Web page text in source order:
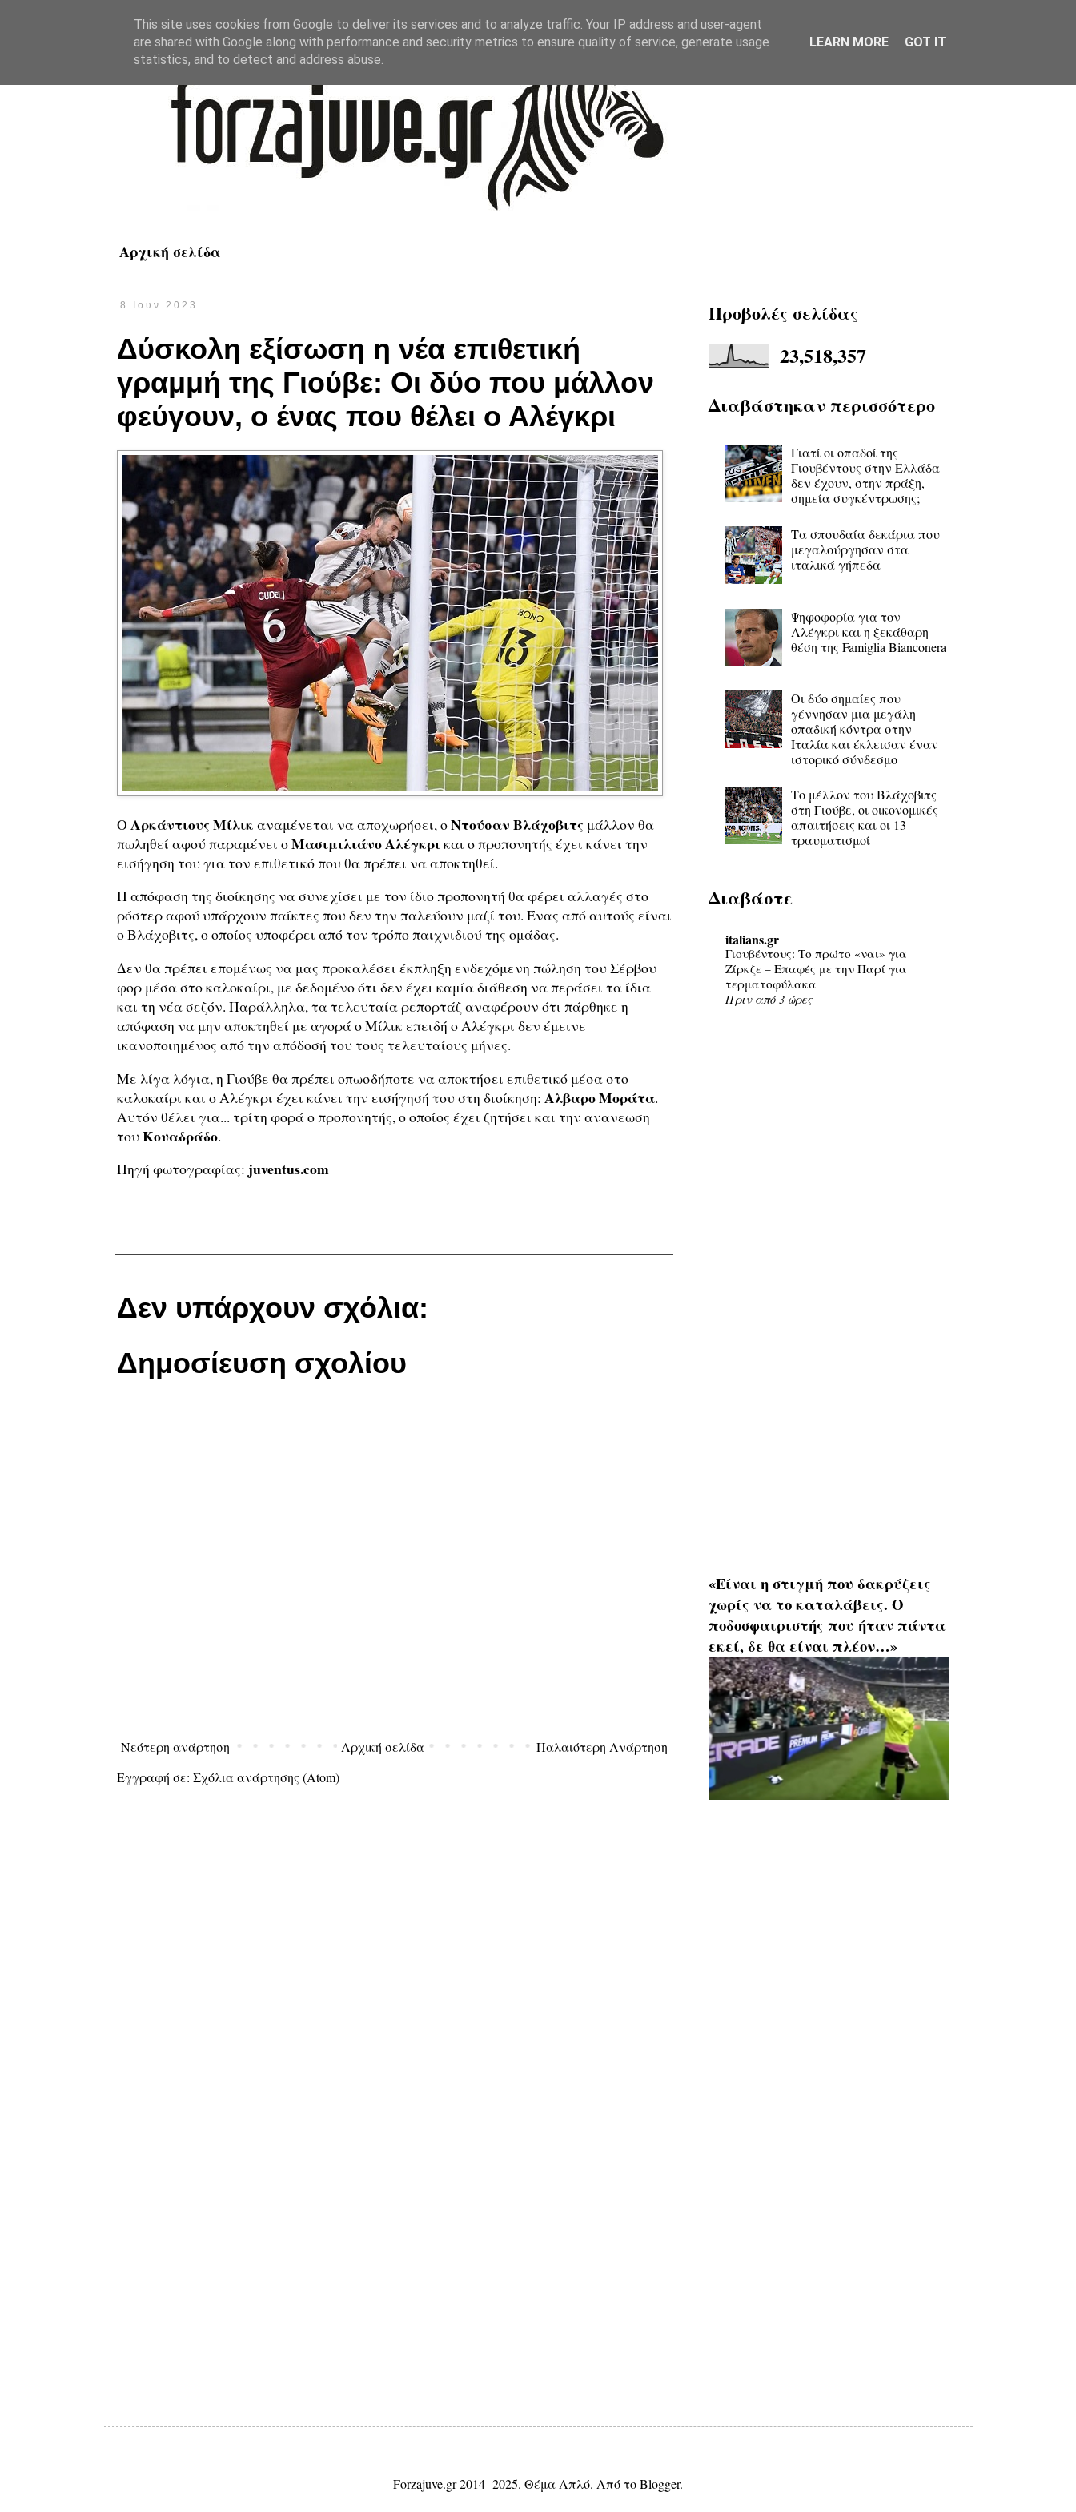
Αρχική σελίδα
8 Ιουν 2023
Δύσκολη εξίσωση η νέα επιθετική
γραμμή της Γιούβε: Οι δύο που μάλλον
φεύγουν, ο ένας που θέλει ο Αλέγκρι
Ο Αρκάντιους Μίλικ αναμένεται να αποχωρήσει, οΝτούσαν Βλάχοβιτς μάλλον θα
πωληθεί αφού παραμένει οΜασιμιλιάνο Αλέγκρικαι ο προπονητής έχει κάνει την
εισήγηση του για τον επιθετικό που θα πρέπει να αποκτηθεί.
Η απόφαση της διοίκησης να συνεχίσει με τον ίδιο προπονητή θα φέρει αλλαγές στο
ρόστερ αφού υπάρχουν παίκτες που δεν την παλεύουν μαζί του. Ένας από αυτούς είναι
ο Βλάχοβιτς, ο οποίος υποφέρει από τον τρόπο παιχνιδιού της ομάδας.
Δεν θα πρέπει επομένως να μας προκαλέσει έκπληξη ενδεχόμενη πώληση του Σέρβου
φορ μέσα στο καλοκαίρι, με δεδομένο ότι δεν έχει καμία διάθεση να περάσει τα ίδια
και τη νέα σεζόν. Παράλληλα, τα τελευταία ρεπορτάζ αναφέρουν ότι πάρθηκε η
απόφαση να μην αποκτηθεί με αγορά ο Μίλικ επειδή ο Αλέγκρι δεν έμεινε
ικανοποιημένος από την απόδοσή του τους τελευταίους μήνες.
Με λίγα λόγια, η Γιούβε θα πρέπει οπωσδήποτε να αποκτήσει επιθετικό μέσα στο
καλοκαίρι και ο Αλέγκρι έχει κάνει την εισήγησή του στη διοίκηση: Αλβαρο Μοράτα.
Αυτόν θέλει για... τρίτη φορά ο προπονητής, ο οποίος έχει ζητήσει και την ανανεωση
του Κουαδράδο.
Πηγή φωτογραφίας: juventus.com
Δεν υπάρχουν σχόλια:
Δημοσίευση σχολίου
Νεότερη ανάρτηση Παλαιότερη Ανάρτηση
Αρχική σελίδα
Εγγραφή σε: Σχόλια ανάρτησης (Atom)
Προβολές σελίδας
23,518,357
Διαβάστηκαν περισσότερο
Γιατί οι οπαδοί της
Γιουβέντους στην Ελλάδα
δεν έχουν, στην πράξη,
σημεία συγκέντρωσης;
Τα σπουδαία δεκάρια που
μεγαλούργησαν στα
ιταλικά γήπεδα
Ψηφοφορία για τον
Αλέγκρι και η ξεκάθαρη
θέση της Famiglia Bianconera
Οι δύο σημαίες που
γέννησαν μια μεγάλη
οπαδική κόντρα στην
Ιταλία και έκλεισαν έναν
ιστορικό σύνδεσμο
Το μέλλον του Βλάχοβιτς
στη Γιούβε, οι οικονομικές
απαιτήσεις και οι 13
τραυματισμοί
Διαβάστε
italians.gr
Γιουβέντους: Το πρώτο «ναι» για
Ζίρκζε – Επαφές με την Παρί για
τερματοφύλακα
Πριν από 3 ώρες
«Είναι η στιγμή που δακρύζεις
χωρίς να το καταλάβεις. Ο
ποδοσφαιριστής που ήταν πάντα
εκεί, δε θα είναι πλέον…»
Forzajuve.gr 2014 -2025. Θέμα Απλό. Από τοBlogger.
This site uses cookies from Google to deliver its services and to analyze traffic. Your IP address and user-agent
are shared with Google along with performance and security metrics to ensure quality of service, generate usage
statistics, and to detect and address abuse.
LEARN MORE GOT IT